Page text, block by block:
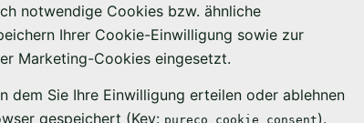
notwendige Cookies bzw. ähnliche
Ihrer Cookie-Einwilligung sowie zur
Marketing-Cookies eingesetzt.
dem Sie Ihre Einwilligung erteilen oder ablehnen
gespeichert (Key: pureco_cookie_consent).